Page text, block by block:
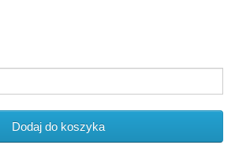
Dodaj do koszyka